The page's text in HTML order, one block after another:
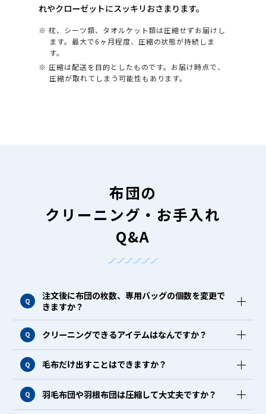
れやクローゼットにスッキリおさまります。
※ 枕、シーツ類、タオルケット類は圧縮せずお届けし
ます。最大で6ヶ月程度、圧縮の状態が持続しま
す。
※ 圧縮は配送を目的としたものです。お届け時点で、
圧縮が取れてしまう可能性もあります。
布団の
クリーニング・お手入れ
Q&A
Q
注文後に布団の枚数、専用バッグの個数を変更で
きますか？
Q クリーニングできるアイテムはなんですか？
Q 毛布だけ出すことはできますか？
Q 羽毛布団や羽根布団は圧縮して大丈夫ですか？